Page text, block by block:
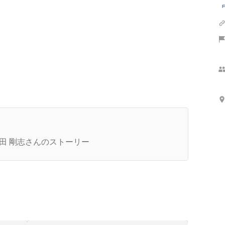
なサービスを生み出した代表が、「学歴や職歴
くても正当に勝負ができる世の中にしたい」理
剛志さんのストーリー